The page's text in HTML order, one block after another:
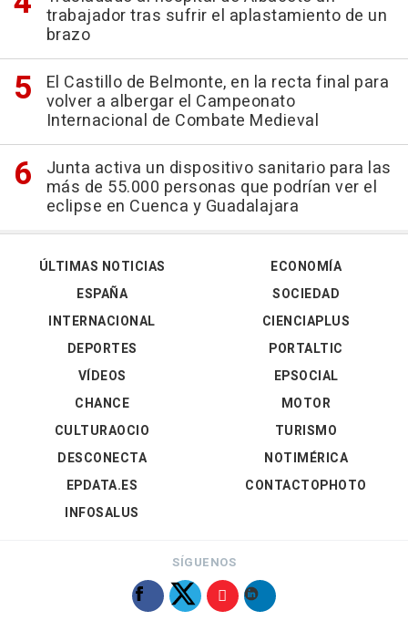
trabajador tras sufrir el aplastamiento de un
brazo
El Castillo de Belmonte, en la recta final para
volver a albergar el Campeonato
Internacional de Combate Medieval
Junta activa un dispositivo sanitario para las
más de 55.000 personas que podrían ver el
eclipse en Cuenca y Guadalajara
ÚLTIMAS NOTICIAS
ESPAÑA
INTERNACIONAL
DEPORTES
VÍDEOS
ECONOMÍA
SOCIEDAD
CIENCIAPLUS
PORTALTIC
EPSOCIAL
CHANCE
CULTURAOCIO
DESCONECTA
EPDATA.ES
INFOSALUS
MOTOR
TURISMO
NOTIMÉRICA
CONTACTOPHOTO
SÍGUENOS